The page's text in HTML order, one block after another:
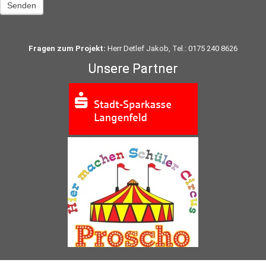
Senden
Fragen zum Projekt: Herr Detlef Jakob, Tel.: 0175 240 8626
Unsere Partner